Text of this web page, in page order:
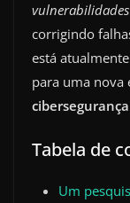
corrigindo
está
para uma nova
cibersegurança
Tabela de
Um